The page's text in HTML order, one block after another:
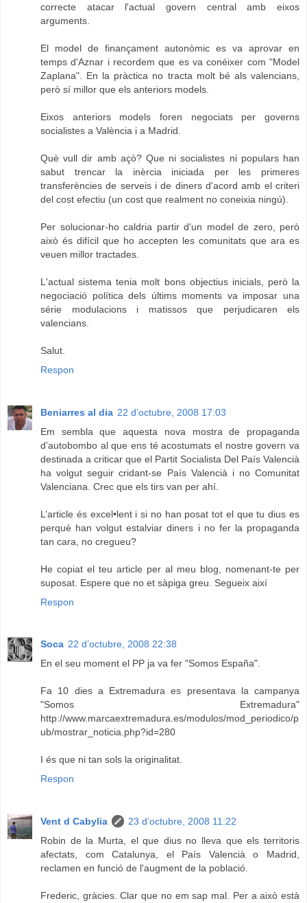
correcte atacar l'actual govern central amb eixos
arguments.
El model de finançament autonòmic es va aprovar en
temps d'Aznar i recordem que es va conéixer com "Model
Zaplana". En la pràctica no tracta molt bé als valencians,
però sí millor que els anteriors models.
Eixos anteriors models foren negociats per governs
socialistes a València i a Madrid.
Què vull dir amb açò? Que ni socialistes ni populars han
sabut trencar la inèrcia iniciada per les primeres
transferències de serveis i de diners d'acord amb el criteri
del cost efectiu (un cost que realment no coneixia ningú).
Per solucionar-ho caldria partir d'un model de zero, però
això és difícil que ho accepten les comunitats que ara es
veuen millor tractades.
L'actual sistema tenia molt bons objectius inicials, però la
negociació política dels últims moments va imposar una
série modulacions i matissos que perjudicaren els
valencians.
Salut.
Respon
Beniarres al dia 22 d’octubre, 2008 17:03
Em sembla que aquesta nova mostra de propaganda
d’autobombo al que ens té acostumats el nostre govern va
destinada a criticar que el Partit Socialista Del País Valencià
ha volgut seguir cridant-se País Valencià i no Comunitat
Valenciana. Crec que els tirs van per ahí.
L’article és excel•lent i si no han posat tot el que tu dius es
perquè han volgut estalviar diners i no fer la propaganda
tan cara, no cregueu?
He copiat el teu article per al meu blog, nomenant-te per
suposat. Espere que no et sàpiga greu. Segueix així
Respon
Soca 22 d’octubre, 2008 22:38
En el seu moment el PP ja va fer "Somos España".
Fa 10 dies a Extremadura es presentava la campanya
"Somos Extremadura"
http://www.marcaextremadura.es/modulos/mod_periodico/p
ub/mostrar_noticia.php?id=280
I és que ni tan sols la originalitat.
Respon
Vent d Cabylia
23 d’octubre, 2008 11:22
Robin de la Murta, el que dius no lleva que els territoris
afectats, com Catalunya, el País Valencià o Madrid,
reclamen en funció de l'augment de la població.
Frederic, gràcies. Clar que no em sap mal. Per a això està